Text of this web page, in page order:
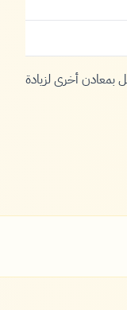
بمعادن أخرى لزيادة